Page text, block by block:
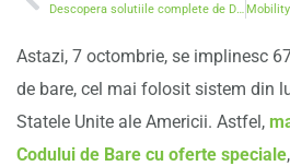
Descopera solutiile complete de Digital Signage, carduri personalizate si bratari de identificare, la Print&Sign
Astazi, 7 octombrie, se implinesc
de bare, cel mai folosit sistem din
Statele Unite ale Americii. Astfel,
Codului de Bare cu oferte speciale